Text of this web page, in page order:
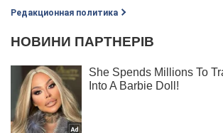
Редакционная политика